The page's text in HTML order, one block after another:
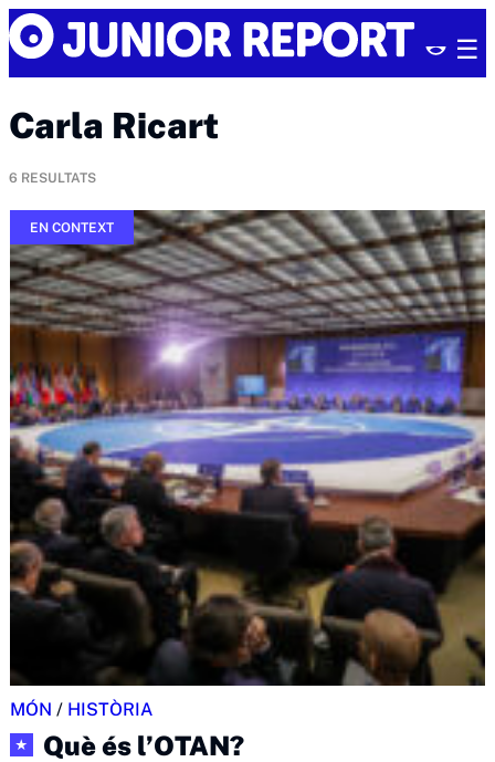
Skip
to
content
Junior
Report
Carla Ricart
6 RESULTATS
EN CONTEXT
MÓN / HISTÒRIA
★ Què és l’OTAN?